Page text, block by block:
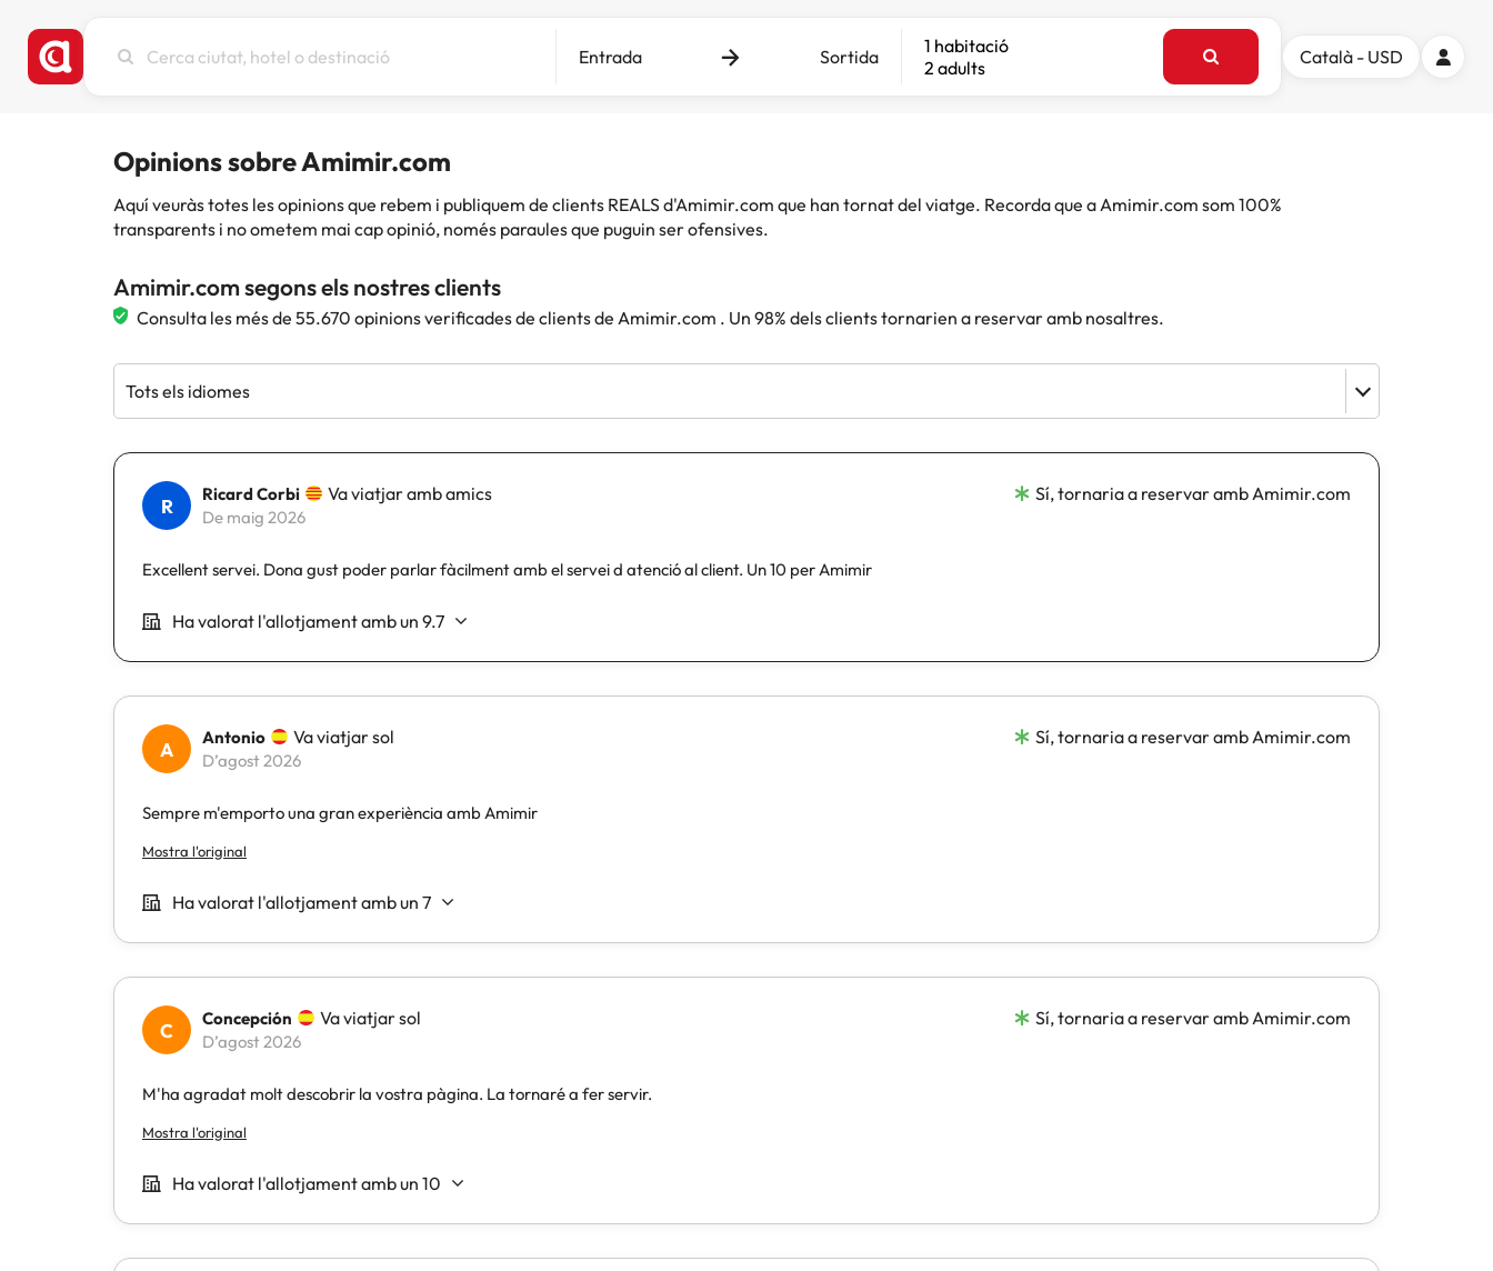
ciutat,
Entrada Sortida
1 habitació
2 adults
Català - USD
Opinions sobre Amimir.com
Aquí veuràs totes les opinions que rebem i publiquem de clients REALS d'Amimir.com que han tornat del viatge. Recorda que a Amimir.com som 100%
transparents i no ometem mai cap opinió, només paraules que puguin ser ofensives.
Amimir.com segons els nostres clients
Consulta les més de 55.670 opinions verificades de clients de Amimir.com . Un 98% dels clients tornarien a reservar amb nosaltres.